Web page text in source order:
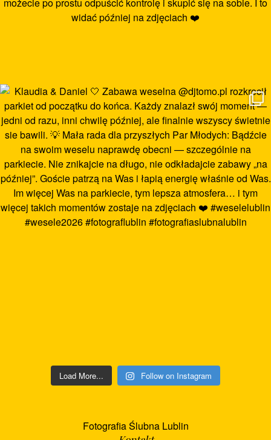
Load More... Follow on Instagram
Fotografia Ślubna Lublin